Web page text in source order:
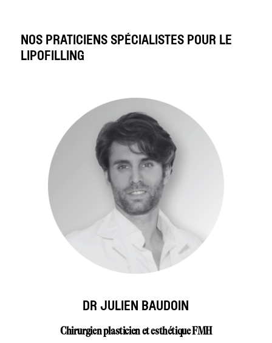
NOS PRATICIENS SPÉCIALISTES POUR LE
LIPOFILLING
DR JULIEN BAUDOIN
Chirurgien plasticien et esthétique FMH